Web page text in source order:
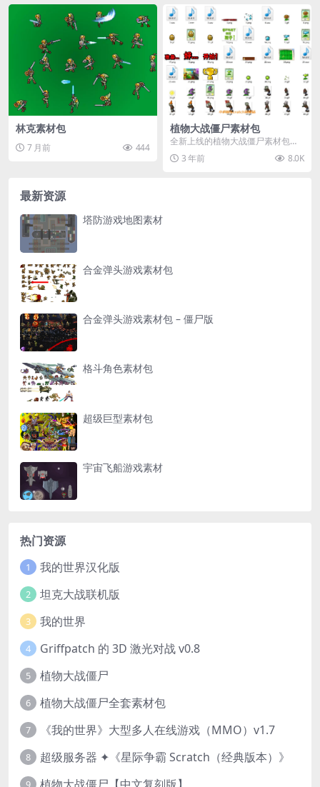
林克素材包
7 月前 444
植物大战僵尸素材包
全新上线的植物大战僵尸素材包，
内含48个精选资源，涵盖角色、场
景、音效等多样内容...
3 年前 8.0K
最新资源
塔防游戏地图素材
合金弹头游戏素材包
合金弹头游戏素材包 – 僵尸版
格斗角色素材包
超级巨型素材包
宇宙飞船游戏素材
热门资源
1 我的世界汉化版
2 坦克大战联机版
3 我的世界
4 Griffpatch 的 3D 激光对战 v0.8
5 植物大战僵尸
6 植物大战僵尸全套素材包
7 《我的世界》大型多人在线游戏（MMO）v1.7
8 超级服务器 ✦《星际争霸 Scratch（经典版本）》
9